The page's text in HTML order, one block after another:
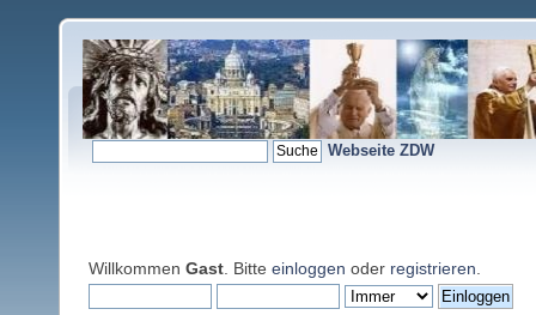
Webseite ZDW
Willkommen Gast . Bitte einloggen oder registrieren